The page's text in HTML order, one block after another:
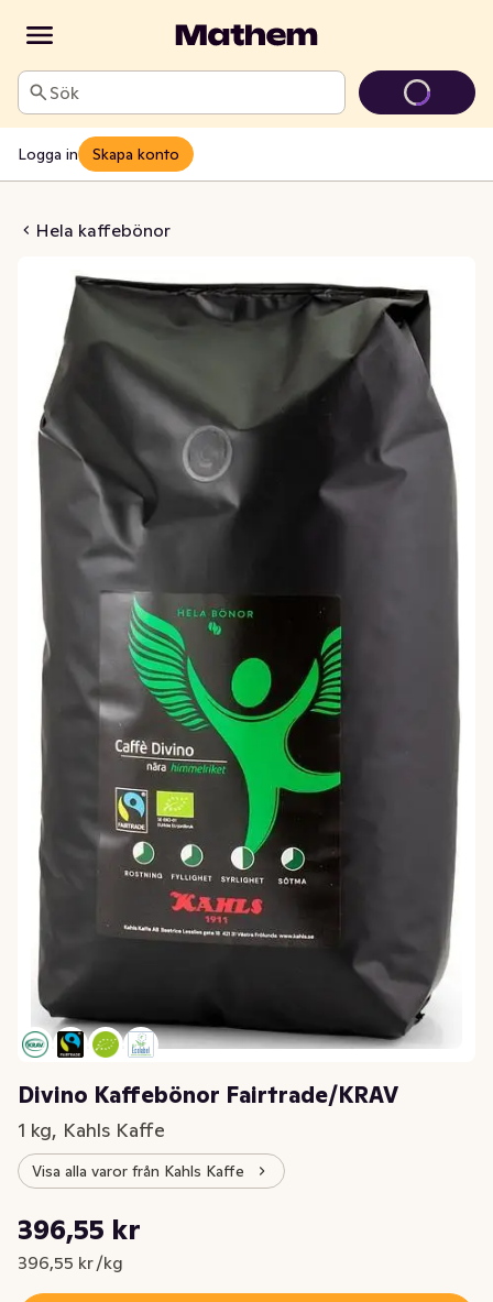
Sök
Logga in Skapa konto
Hela kaffebönor
Fairtrade/KRAV
Divino Kaffebönor Fairtrade/KRAV
1 kg, Kahls Kaffe
Visa alla varor från Kahls Kaffe
Nuvarande pris är: 396,55 kr
396,55 kr
396,55 kr /kg
Styckpris: 396,55 kr /kg